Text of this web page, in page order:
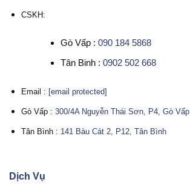
CSKH:
Gò Vấp :090 184 5868
Tân Binh :0902 502 668
Email : [email protected]
Gò Vấp : 300/4A Nguyễn Thái Sơn, P4, Gò Vấp
Tân Bình : 141 Bàu Cát 2, P12, Tân Bình
Dịch Vụ